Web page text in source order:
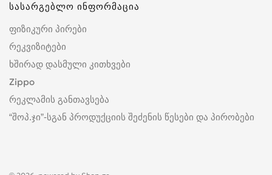
სასარგებლო ინფორმაცია
ფიზიკური პირები
რეკვიზიტები
ხშირად დასმული კითხვები
Zippo
რეკლამის განთავსება
“შოპ.ჯი”-სგან პროდუქციის შეძენის წესები და პირობები